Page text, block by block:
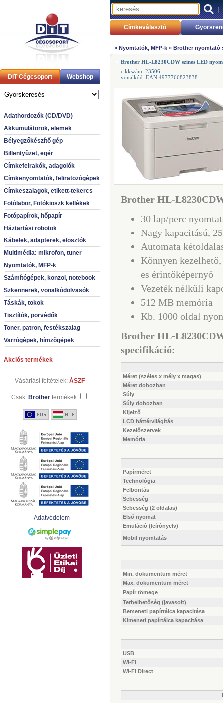
DIT Cégcsoport Webshop
Adathordozók (CD/DVD)
Akkumulátorok, elemek
Bélyegzőkészítő gép
Billentyűzet, egér
Címkefelrakók, adagolók
Címkenyomtatók, feliratozógépek
Címkeszalagok, etikett-tekercs
Fotólabor, Fotókioszk kellékek
Fotópapírok, hőpapír
Háztartási robotok
Kábelek, adapterek, elosztók
Multimédia: mikrofon, tuner
Nyomtatók, MFP-k
Számítógépek, konzol, notebook
Szkennerek, vonalkódolvasók
Táskák, tokok
Tisztítók, porvédők
Toner, patron, festékszalag
Varrógépek, hímzőgépek
Akciós termékek
Vásárlási feltételek: ÁSZF
Csak Brother termékek
Adatvédelem
|
Címkeválasztó
» Nyomtatók, MFP-k » Brother nyomtató
Brother HL-L8230CDW színes LED
cikkszám: 23506
vonalkód: EAN 4977766823838
Brother HL-
30 lap/perc
Nagy kapacitású,
Automata
Könnyen
es érintőképernyő
Vezeték nélküli
512 MB memória
Kb. 1000 oldal
Brother HL-
specifikáció:
Méret (széles x mély x magas)
Méret dobozban
Súly
Súly dobozban
Kijelző
LCD háttérvilágítás
Kezelőszervek
Memória
Papírméret
Technológia
Felbontás
Sebesség
Sebesség (2 oldalas)
Első nyomat
Emuláció (leírónyelv)
Mobil nyomtatás
Min. dokumentum méret
Max. dokumentum méret
Papír tömege
Terhelhetőség (javasolt)
Bemeneti papírtálca kapacitása
Kimeneti papírtálca kapacitása
USB
Wi-Fi
Wi-Fi Direct